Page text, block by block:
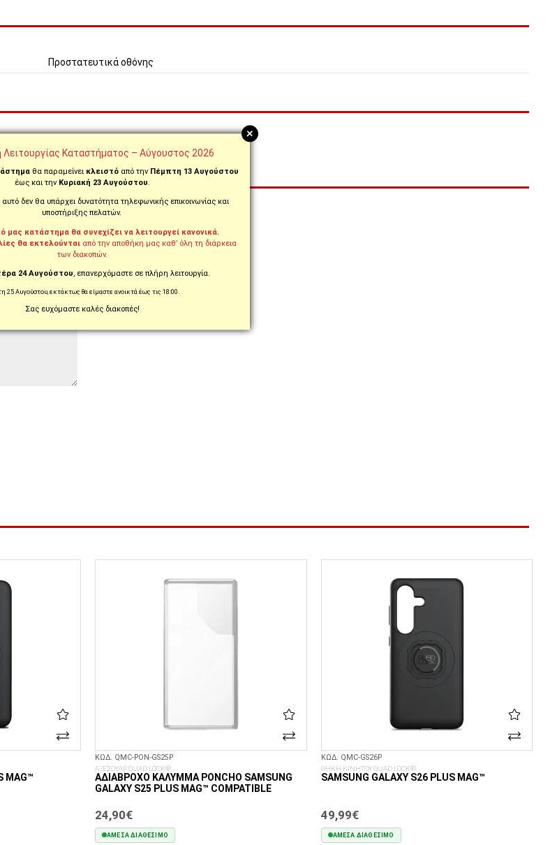
Προστατευτικά οθόνης
MAG™
ΚΩΔ. QMC-PON-GS25P
ΑΞΕΣΟΥΑΡ QUAD LOCK®
ΑΔΙΆΒΡΟΧΟ ΚΆΛΥΜΜΑ PONCHO SAMSUNG
GALAXY S25 PLUS MAG™ COMPATIBLE
24,90€
ΆΜΕΣΑ ΔΙΑΘΈΣΙΜΟ
ΚΩΔ. QMC-GS26P
ΘΗΚΗ ΚΙΝΗΤΟΥ QUAD LOCK®
SAMSUNG GALAXY S26 PLUS MAG™
49,99€
ΆΜΕΣΑ ΔΙΑΘΈΣΙΜΟ
+
Λειτουργίας Καταστήματος – Αύγουστος 2026
θα παραμείνει κλειστό από τηνΠέμπτη 13 Αυγούστου
έως και την Κυριακή 23 Αυγούστου.
δεν θα υπάρχει δυνατότητα τηλεφωνικής επικοινωνίας και
υποστήριξης πελατών.
μας κατάστημα θα συνεχίζει να λειτουργεί κανονικά.
θα εκτελούνται από την αποθήκη μας καθ’ όλη τη διάρκεια
των διακοπών.
24 Αυγούστου, επανερχόμαστε σε πλήρη λειτουργία.
25 Αυγούστου, εκτάκτως θα είμαστε ανοικτά έως τις 18:00.
Σας ευχόμαστε καλές διακοπές!